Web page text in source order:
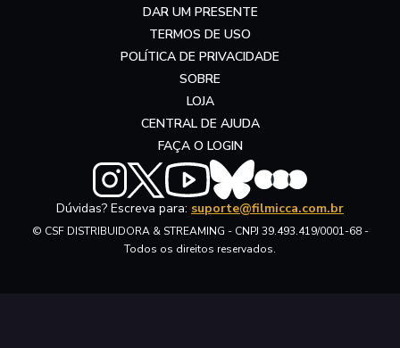
DAR UM PRESENTE
TERMOS DE USO
POLÍTICA DE PRIVACIDADE
SOBRE
LOJA
CENTRAL DE AJUDA
FAÇA O LOGIN
Dúvidas? Escreva para: suporte@filmicca.com.br
© CSF DISTRIBUIDORA & STREAMING - CNPJ 39.493.419/0001-68 -
Todos os direitos reservados.